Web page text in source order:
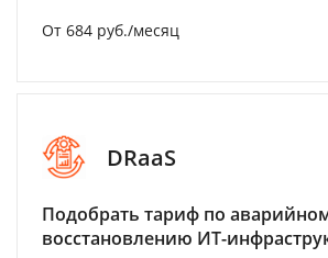
От 684 руб./месяц
DRaaS
Подобрать тариф по
восстановлению ИТ-